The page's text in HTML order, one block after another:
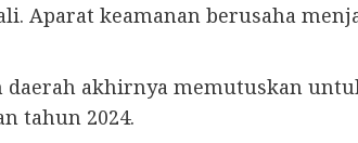
Aparat keamanan berusaha
akhirnya memutuskan
tahun 2024.